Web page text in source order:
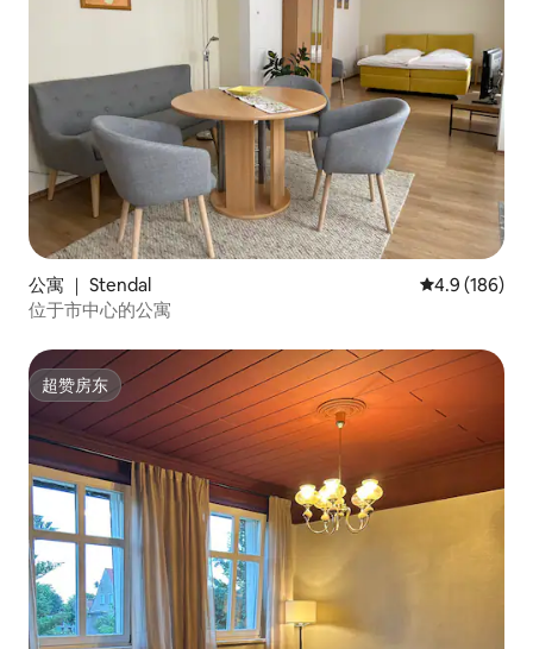
公寓 ｜ Stendal 平均评分 4.9
4.9 (186)
位于市中心的公寓
超赞房东
超赞房东